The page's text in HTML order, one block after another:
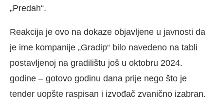
„Predah“.
Reakcija je ovo na dokaze objavljene u javnosti da
je ime kompanije „Gradip“ bilo navedeno na tabli
postavljenoj na gradilištu još u oktobru 2024.
godine – gotovo godinu dana prije nego što je
tender uopšte raspisan i izvođač zvanično izabran.